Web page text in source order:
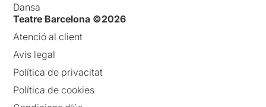
Dansa
Teatre Barcelona ©2026
Atenció al client
Avís legal
Política de privacitat
Política de cookies